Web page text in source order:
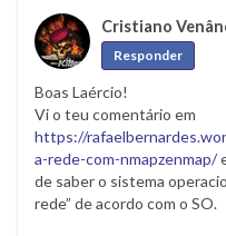
Cristiano
Responder
Boas Laércio!
Vi o teu comentário em
https://
a-rede-com-nmapzenmap/
de saber o sistema
rede” de acordo com o SO.